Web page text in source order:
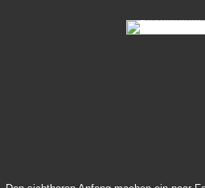
15-Diarado-
19-Calido-Romino-